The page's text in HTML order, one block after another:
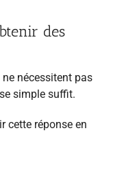
des
nécessitent pas
simple suffit.
cette réponse en